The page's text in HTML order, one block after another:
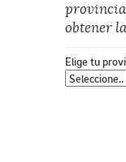
obtener
Elige tu